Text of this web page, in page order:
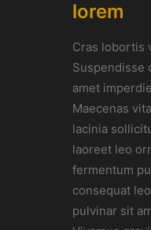
lorem
Cras lobortis
Suspendisse
amet
Maecenas
lacinia
laoreet leo
fermentum
consequat
pulvinar sit